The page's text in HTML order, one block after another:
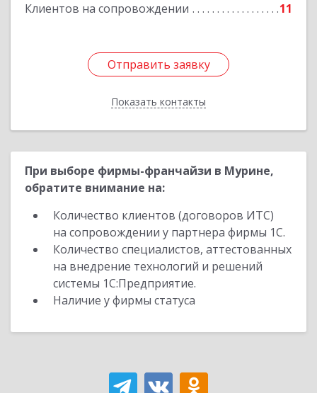
Клиентов на сопровождении 11
Отправить заявку
Показать контакты
Отправить заявку
Назад
При выборе фирмы-франчайзи в Мурине,
обратите внимание на:
Количество клиентов (договоров ИТС)
на сопровождении у партнера фирмы 1С.
Количество специалистов, аттестованных
на внедрение технологий и решений
системы 1С:Предприятие.
Наличие у фирмы статуса